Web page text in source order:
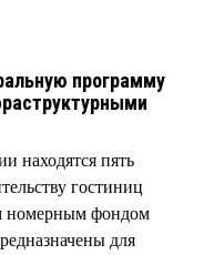
программу
находятся пять
гостиниц
номерным фондом
для